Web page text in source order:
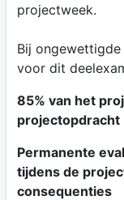
projectweek.
Bij
voor dit
85% van het
projectopdracht
Permanente
tijdens de
consequenties